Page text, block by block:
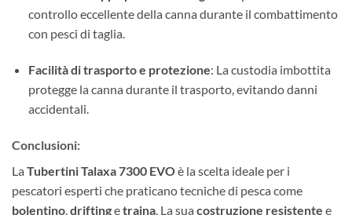
controllo eccellente della canna durante il combattimento
con pesci di taglia.
Facilità di trasporto e protezione: La custodia imbottita
protegge la canna durante il trasporto, evitando danni
accidentali.
Conclusioni:
La Tubertini Talaxa 7300 EVOè la scelta ideale per i
pescatori esperti che praticano tecniche di pesca come
bolentino,driftingetraina. La sua costruzione resistente e